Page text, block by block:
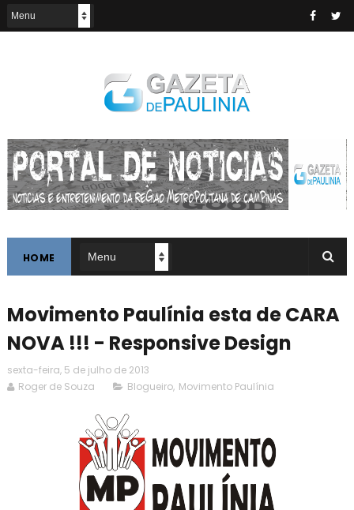
HOME
Movimento Paulínia esta de CARA
NOVA !!! - Responsive Design
sexta-feira, 5 de julho de 2013
Roger de Souza
Blogueiro, Movimento Paulínia